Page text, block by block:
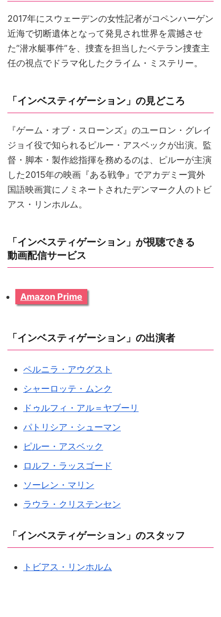
2017年にスウェーデンの女性記者がコペンハーゲン
近海で切断遺体となって発見され世界を震撼させ
た”潜水艇事件”を、捜査を担当したベテラン捜査主
任の視点でドラマ化したクライム・ミステリー。
「インベスティゲーション」の見どころ
『ゲーム・オブ・スローンズ』のユーロン・グレイ
ジョイ役で知られるピルー・アスベックが出演。監
督・脚本・製作総指揮を務めるのは、ピルーが主演
した2015年の映画『ある戦争』でアカデミー賞外
国語映画賞にノミネートされたデンマーク人のトビ
アス・リンホルム。
「インベスティゲーション」が視聴できる
動画配信サービス
Amazon Prime
「インベスティゲーション」の出演者
ペルニラ・アウグスト
シャーロッテ・ムンク
ドゥルフィ・アル＝ヤブーリ
パトリシア・シューマン
ピルー・アスベック
ロルフ・ラッスゴード
ソーレン・マリン
ラウラ・クリステンセン
「インベスティゲーション」のスタッフ
トビアス・リンホルム